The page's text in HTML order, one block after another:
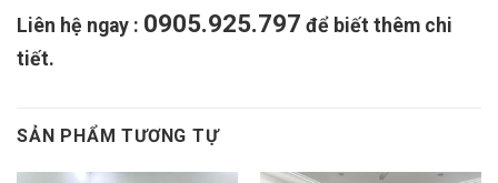
Liên hệ ngay : 0905.925.797 để biết thêm chi
tiết.
SẢN PHẨM TƯƠNG TỰ